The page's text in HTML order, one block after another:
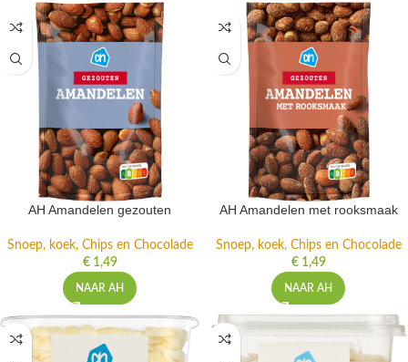
AH Amandelen gezouten
Snoep, koek, Chips en Chocolade
€1,49
NAAR AH
AH Amandelen met rooksmaak
Snoep, koek, Chips en Chocolade
€1,49
NAAR AH